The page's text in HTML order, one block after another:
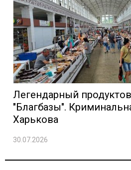
Легендарный
"Благбазы".
Харькова
30.07.2026